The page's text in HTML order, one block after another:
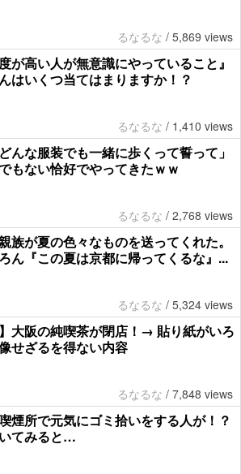
るなるな / 5,869 views
が高い人が無意識にやっていること』
はいくつ当てはまりますか！？
るなるな / 1,410 views
んな服装でも一緒に歩くって誓って」
もない恰好でやってきたｗｗ
るなるな / 2,768 views
族が夏の色々なものを送ってくれた。
ん『この夏は京都に帰ってくるな』...
るなるな / 5,324 views
】大阪の純喫茶が閉店！→ 貼り紙がいろ
せざるを得ない内容
るなるな / 7,848 views
煙所で元気にゴミ拾いをする人が！？
てみると…